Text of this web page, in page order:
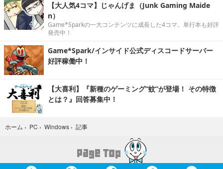
【大人気4コマ】じゃんげま（Junk Gaming Maide
n）
Game*Sparkの一大コンテンツに成長した4コマ。単行本も好評
発売中！
Game*Spark/インサイド公式ディスコードサーバー
好評稼働中！
【大喜利】『新種のゲーミング“蚊”が登場！ その特徴
とは？』回答募集中！
ホーム › PC › Windows › 記事